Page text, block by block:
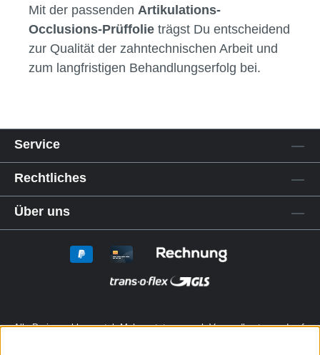
Mit der passenden Artikulations-
Occlusions-Prüffolie trägst Du entscheidend
zur Qualität der zahntechnischen Arbeit und
zum langfristigen Behandlungserfolg bei.
Service
Rechtliches
Über uns
Alle Preise exkl. gesetzl. Mehrwertsteuer zzgl.Versandkostenund ggf.